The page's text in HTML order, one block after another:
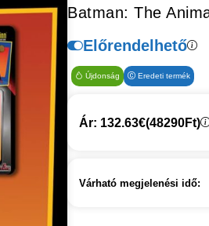
Batman: The
Előrendelhető
Újdonság Eredeti termék
Ár: 132.63€(48290Ft)
Várható megjelenési idő: